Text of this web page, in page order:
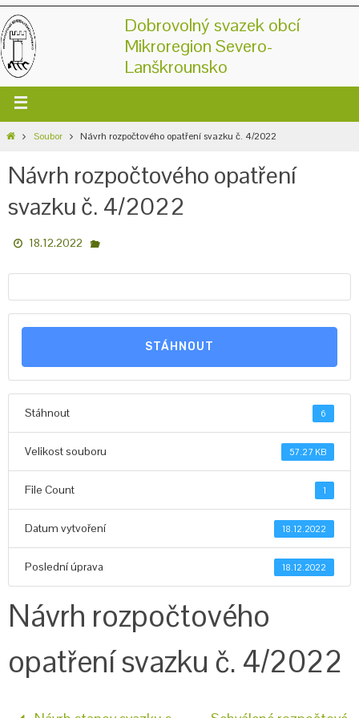
Dobrovolný svazek obcí
Mikroregion Severo-
Lanškrounsko
Soubor Návrh rozpočtového opatření svazku č. 4/2022
Návrh rozpočtového opatření
svazku č. 4/2022
18.12.2022
STÁHNOUT
Stáhnout 6
Velikost souboru 57.27 KB
File Count 1
Datum vytvoření 18.12.2022
Poslední úprava 18.12.2022
Návrh rozpočtového
opatření svazku č. 4/2022